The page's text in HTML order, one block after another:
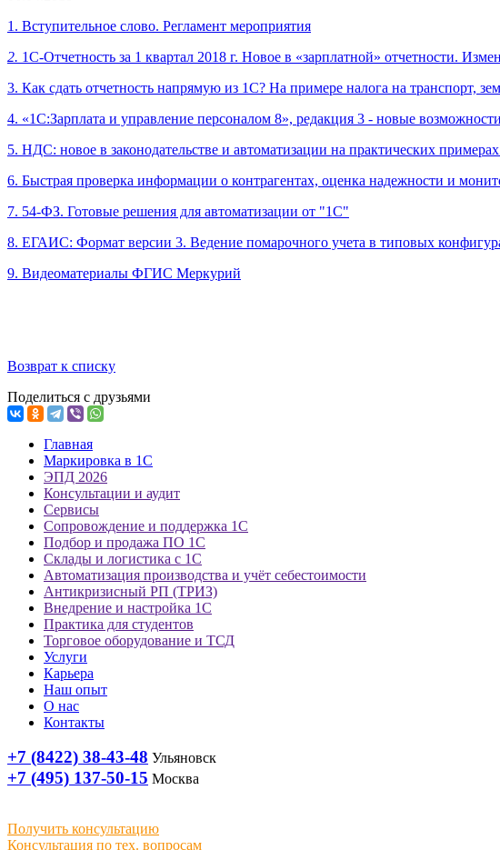
1. Вступительное слово. Регламент мероприятия
2. 1C-Отчетность за 1 квартал 2018 г. Новое в «зарплатной» отчетности.
3. Как сдать отчетность напрямую из 1С? На примере налога на транспорт,
4. «1С:Зарплата и управление персоналом 8», редакция 3 - новые
5. НДС: новое в законодательстве и автоматизации на практических
6. Быстрая проверка информации о контрагентах, оценка надежности и
7. 54-ФЗ. Готовые решения для автоматизации от "1С"
8. ЕГАИС: Формат версии 3. Ведение помарочного учета в типовых
9. Видеоматериалы ФГИС Меркурий
Возврат к списку
Поделиться с друзьями
Главная
Маркировка в 1С
ЭПД 2026
Консультации и аудит
Сервисы
Сопровождение и поддержка 1С
Подбор и продажа ПО 1С
Склады и логистика с 1С
Автоматизация производства и учёт себестоимости
Антикризисный РП (ТРИЗ)
Внедрение и настройка 1С
Практика для студентов
Торговое оборудование и ТСД
Услуги
Карьера
Наш опыт
О нас
Контакты
+7 (8422) 38-43-48 Ульяновск
+7 (495) 137-50-15 Москва
Получить консультацию
Консультация по тех. вопросам